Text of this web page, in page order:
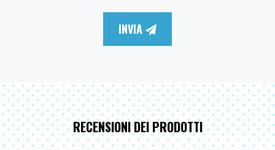
INVIA
RECENSIONI DEI PRODOTTI